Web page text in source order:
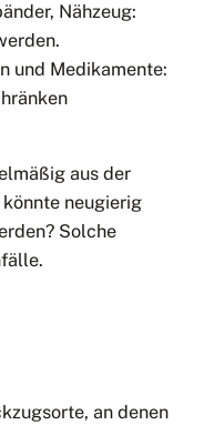
Nähzeug:
und Medikamente:
aus der
neugierig
Solche
an denen